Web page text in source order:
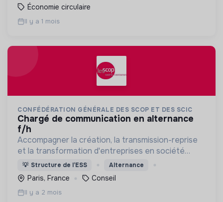
Économie circulaire
Il y a 1 mois
CONFÉDÉRATION GÉNÉRALE DES SCOP ET DES SCIC
chargé de communication en alternance
f/h
Accompagner la création, la transmission-reprise
et la transformation d'entreprises en société
coopérative (Scop, Scic)
💡 Structure de l’ESS Alternance
Paris, France Conseil
Il y a 2 mois